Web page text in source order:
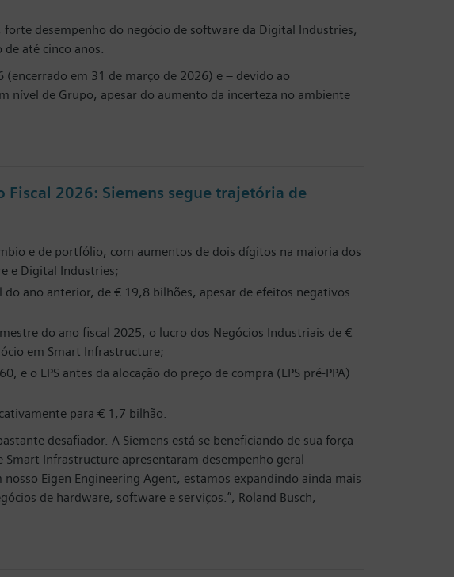
desempenho do negócio de software da Digital Industries;
até cinco anos.
em 31 de março de 2026) e – devido ao
nível de Grupo, apesar do aumento da incerteza no ambiente
Fiscal 2026: Siemens segue trajetória de
e de portfólio, com aumentos de dois dígitos na maioria dos
e Digital Industries;
ano anterior, de € 19,8 bilhões, apesar de efeitos negativos
do ano fiscal 2025, o lucro dos Negócios Industriais de €
em Smart Infrastructure;
o EPS antes da alocação do preço de compra (EPS pré-PPA)
para € 1,7 bilhão.
desafiador. A Siemens está se beneficiando de sua força
Infrastructure apresentaram desempenho geral
Eigen Engineering Agent, estamos expandindo ainda mais
de hardware, software e serviços.”, Roland Busch,